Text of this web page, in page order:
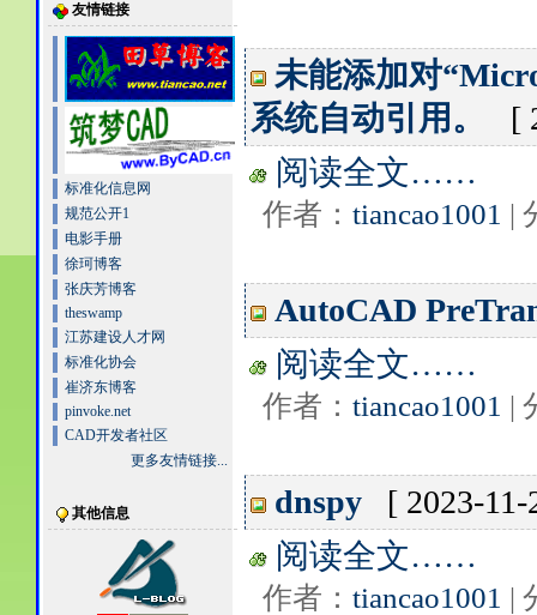
友情链接
标准化信息网
规范公开1
电影手册
徐珂博客
张庆芳博客
theswamp
江苏建设人才网
标准化协会
崔济东博客
pinvoke.net
CAD开发者社区
更多友情链接...
其他信息
未能添加对
系统自动引用。
[
阅读全文……
作者： tiancao1001 |
AutoCAD
阅读全文……
作者： tiancao1001 |
dnspy [ 2023-
阅读全文……
作者： tiancao1001 |